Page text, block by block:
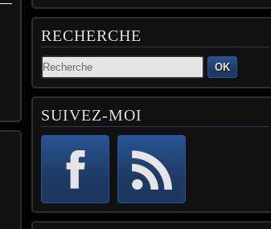
RECHERCHE
OK
SUIVEZ-MOI